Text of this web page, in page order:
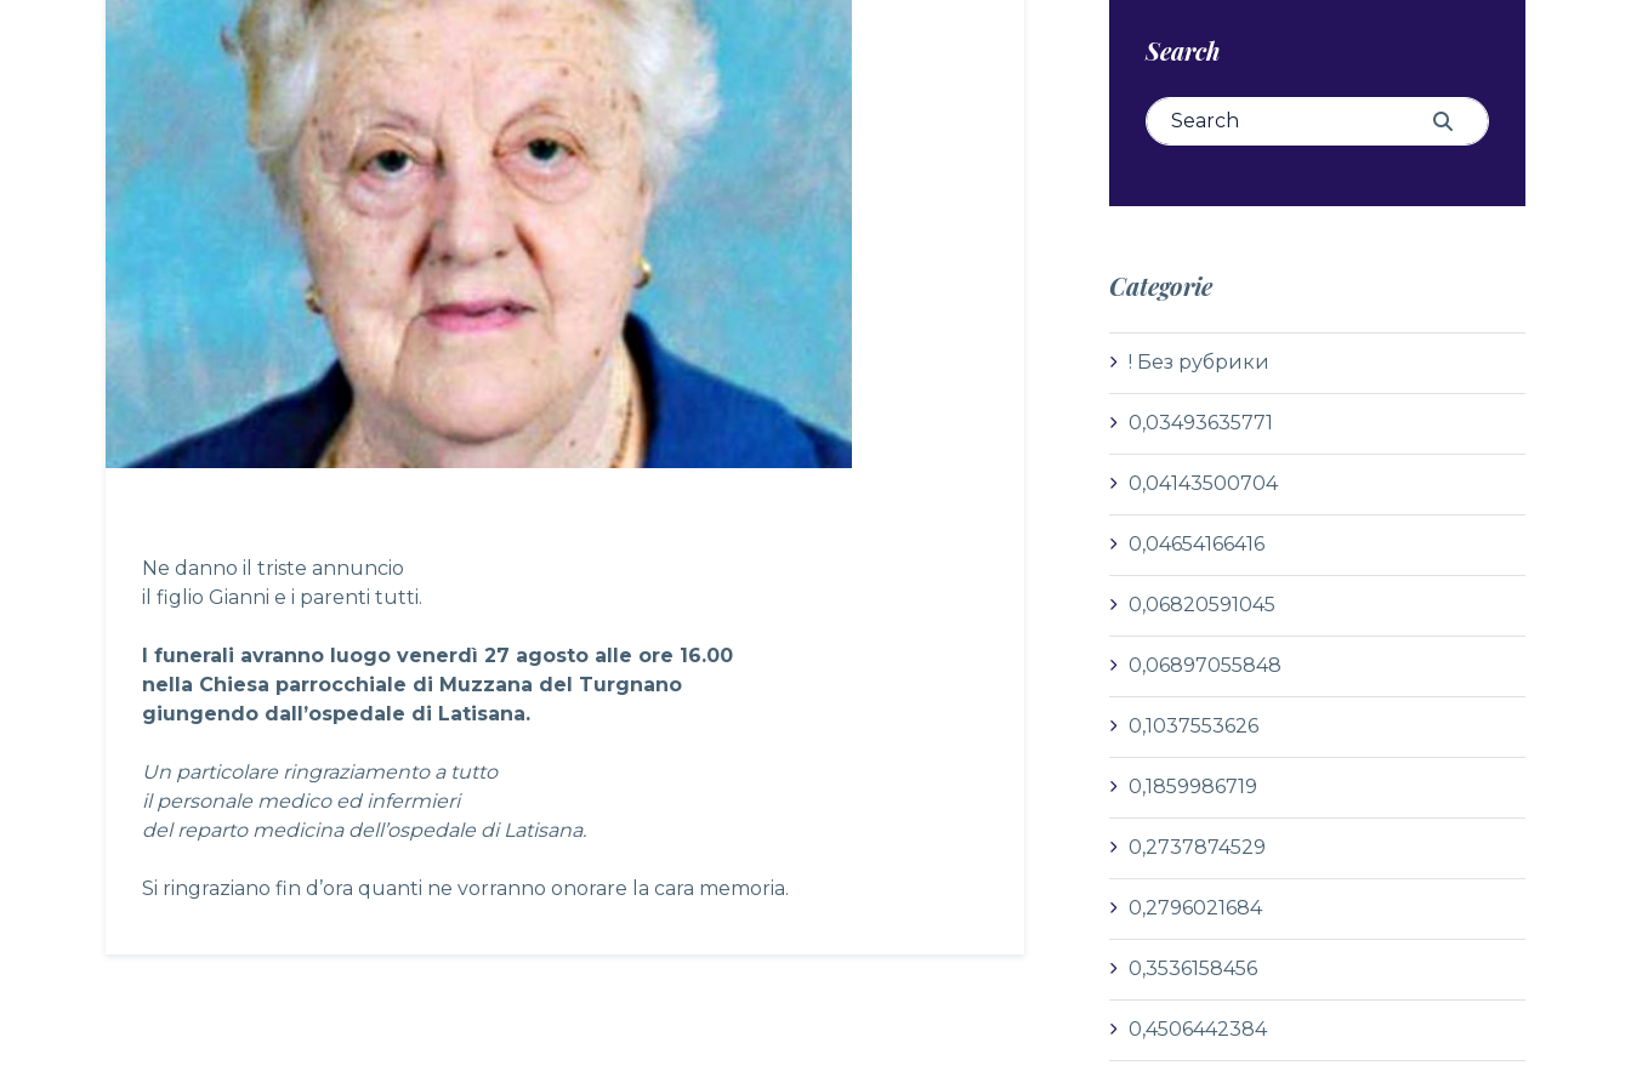
Ne danno il triste annuncio
il figlio Gianni e i parenti tutti.
I funerali avranno luogo venerdì 27 agosto alle ore 16.00
nella Chiesa parrocchiale di Muzzana del Turgnano
giungendo dall’ospedale di Latisana.
Un particolare ringraziamento a tutto
il personale medico ed infermieri
del reparto medicina dell’ospedale di Latisana.
Si ringraziano fin d’ora quanti ne vorranno onorare la cara memoria.
Search
Search for: Search
Categorie
! Без рубрики
0,03493635771
0,04143500704
0,04654166416
0,06820591045
0,06897055848
0,1037553626
0,1859986719
0,2737874529
0,2796021684
0,3536158456
0,4506442384